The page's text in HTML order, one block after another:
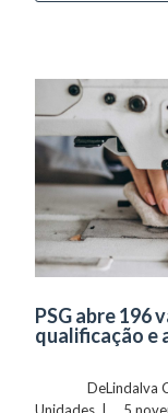
PSG abre 196
qualificação e
Unidades
|  ...5